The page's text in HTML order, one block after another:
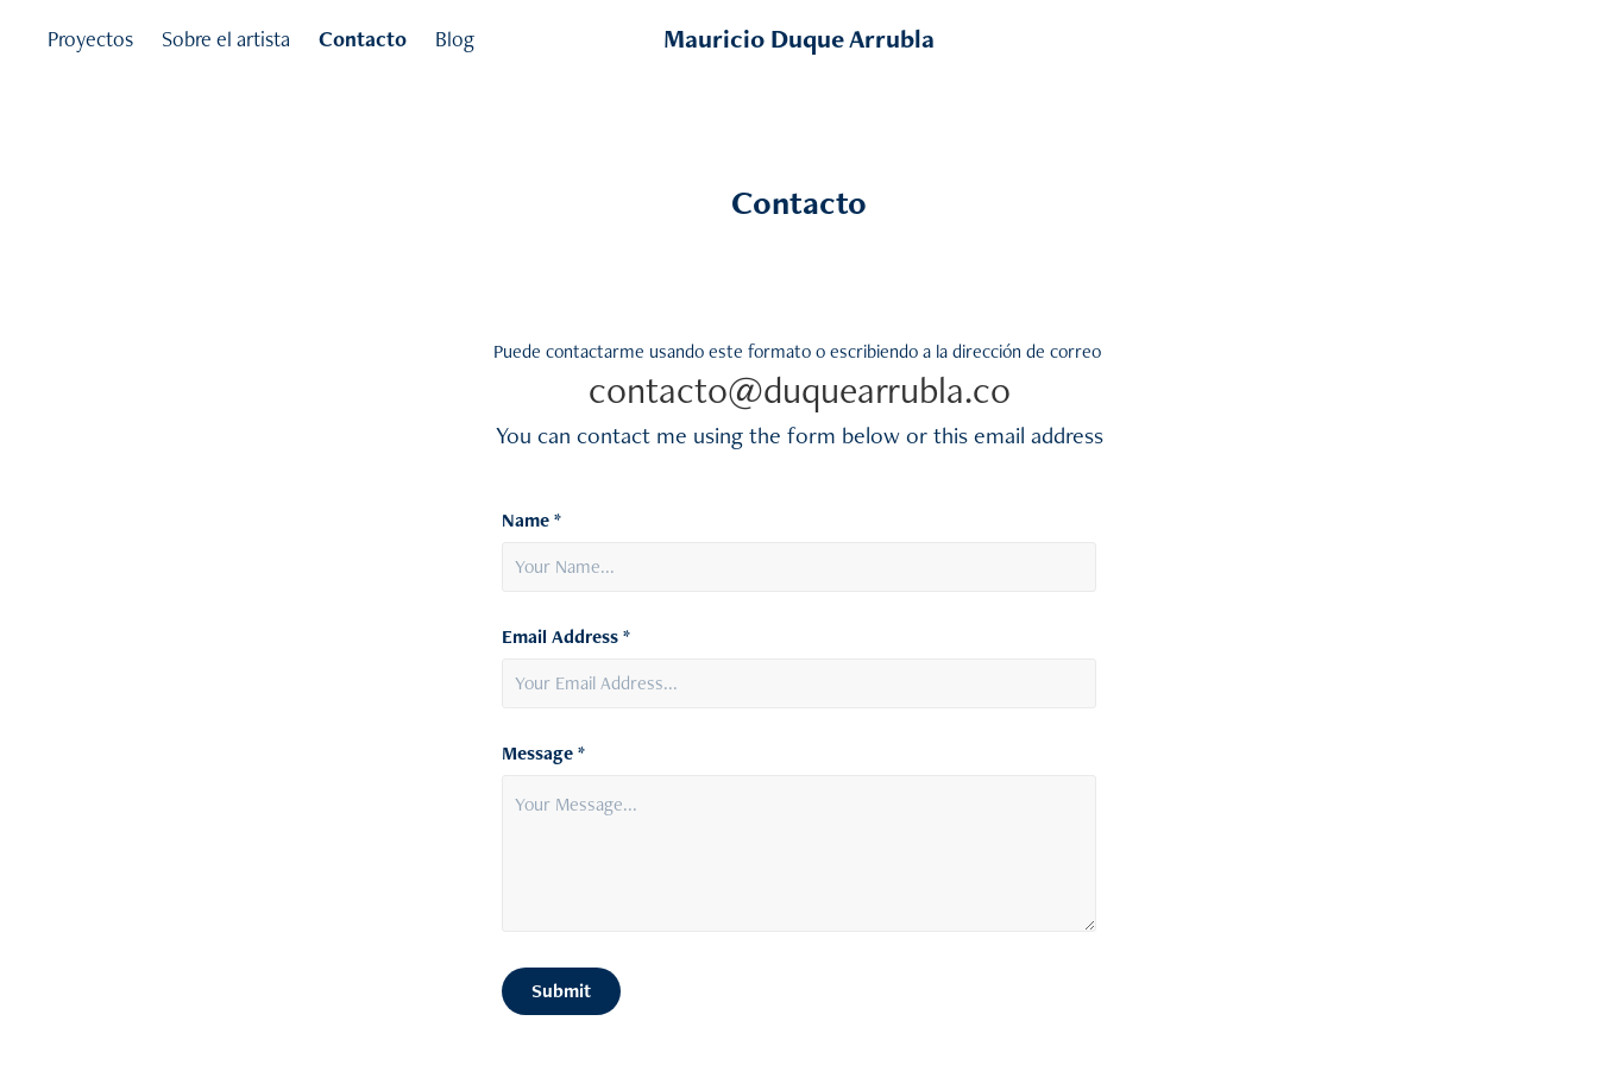
Proyectos Sobre el artista Contacto Blog Mauricio Duque Arrubla
Contacto
Puede contactarme usando este formato o escribiendo a la dirección de correo
contacto@duquearrubla.co
You can contact me using the form below or this email address
Name *
Email Address *
Message *
Submit